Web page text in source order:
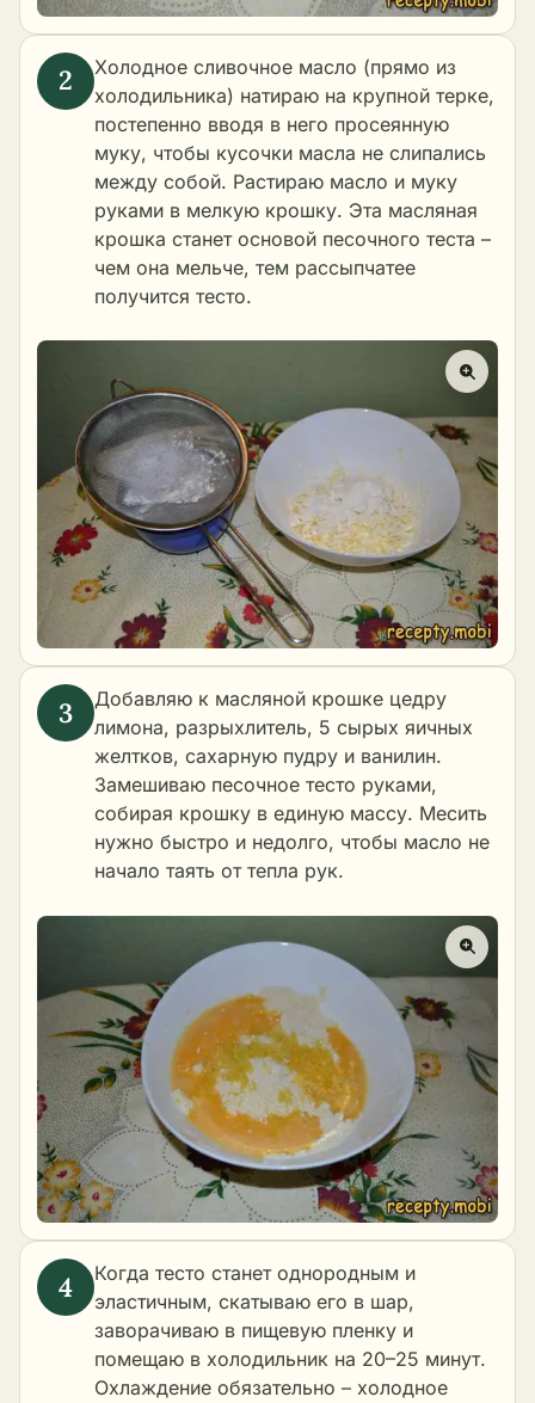
Холодное сливочное масло (прямо из
холодильника) натираю на крупной терке,
постепенно вводя в него просеянную
муку, чтобы кусочки масла не слипались
между собой. Растираю масло и муку
руками в мелкую крошку. Эта масляная
крошка станет основой песочного теста –
чем она мельче, тем рассыпчатее
получится тесто.
Добавляю к масляной крошке цедру
лимона, разрыхлитель, 5 сырых яичных
желтков, сахарную пудру и ванилин.
Замешиваю песочное тесто руками,
собирая крошку в единую массу. Месить
нужно быстро и недолго, чтобы масло не
начало таять от тепла рук.
Когда тесто станет однородным и
эластичным, скатываю его в шар,
заворачиваю в пищевую пленку и
помещаю в холодильник на 20–25 минут.
Охлаждение обязательно – холодное